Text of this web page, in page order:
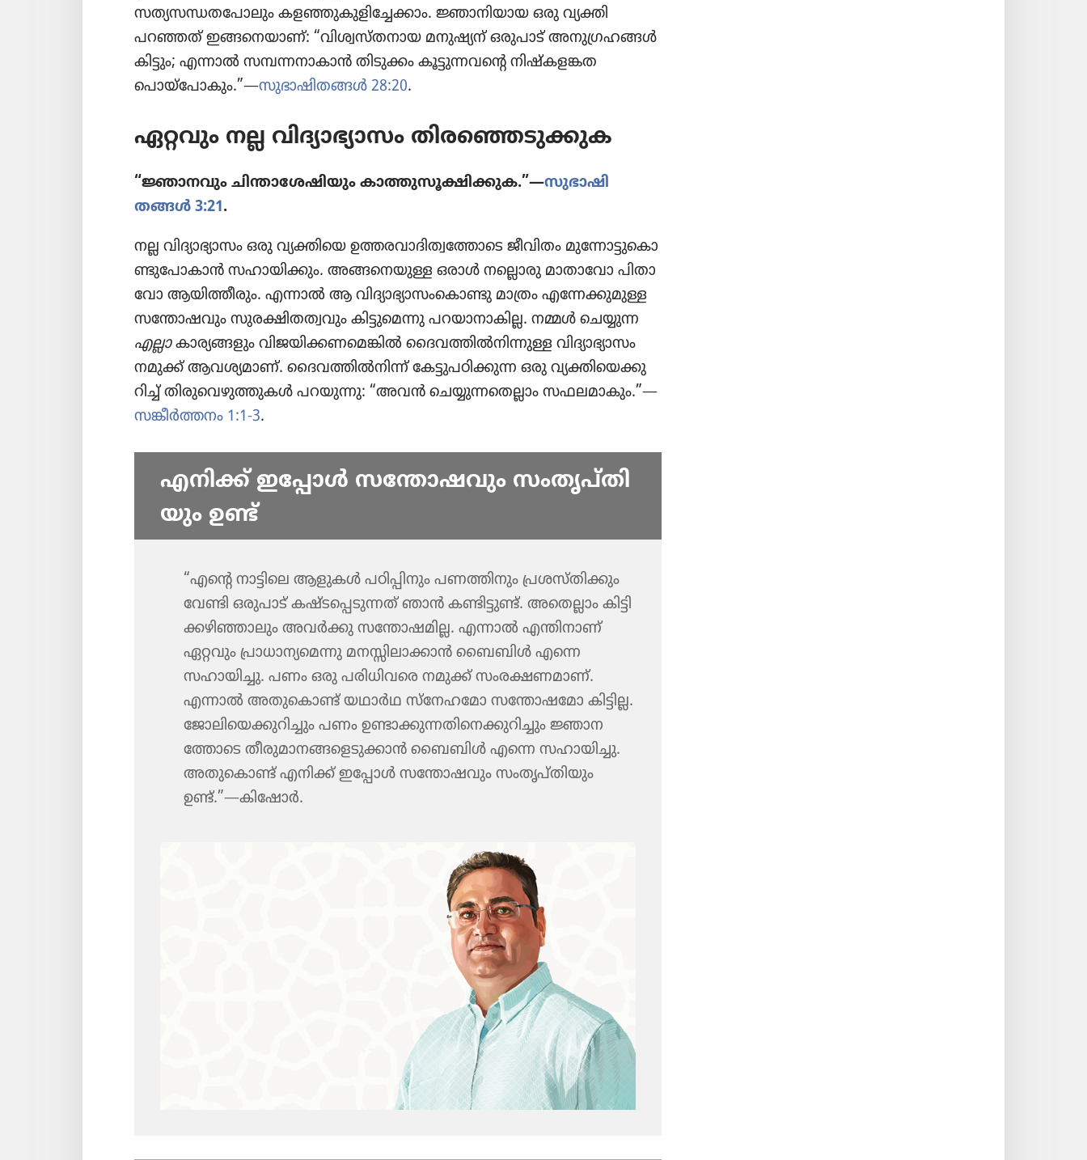
സത്യസ​ന്ധ​ത​പോ​ലും കളഞ്ഞു​കു​ളി​ച്ചേ​ക്കാം. ജ്ഞാനി​യായ ഒരു വ്യക്തി
പറഞ്ഞത്‌ ഇങ്ങനെ​യാണ്‌: “വിശ്വ​സ്‌ത​നായ മനുഷ്യന്‌ ഒരുപാട്‌ അനു​ഗ്ര​ഹങ്ങൾ
കിട്ടും; എന്നാൽ സമ്പന്നനാ​കാൻ തിടുക്കം കൂട്ടു​ന്ന​വന്റെ നിഷ്‌ക​ളങ്കത
പൊയ്‌പോ​കും.”—സുഭാ​ഷി​തങ്ങൾ 28:20.
ഏറ്റവും നല്ല വിദ്യാ​ഭ്യാ​സം തിര​ഞ്ഞെ​ടു​ക്കു​ക
“ജ്ഞാനവും ചിന്താ​ശേ​ഷി​യും കാത്തു​സൂ​ക്ഷി​ക്കുക.”—സുഭാ​ഷി​
തങ്ങൾ 3:21.
നല്ല വിദ്യാ​ഭ്യാ​സം ഒരു വ്യക്തിയെ ഉത്തരവാ​ദി​ത്വ​ത്തോ​ടെ ജീവിതം മുന്നോ​ട്ടു​കൊ​
ണ്ടു​പോ​കാൻ സഹായി​ക്കും. അങ്ങനെ​യുള്ള ഒരാൾ നല്ലൊരു മാതാ​വോ പിതാ​
വോ ആയിത്തീ​രും. എന്നാൽ ആ വിദ്യാ​ഭ്യാ​സം​കൊ​ണ്ടു മാത്രം എന്നേക്കു​മുള്ള
സന്തോ​ഷ​വും സുരക്ഷി​ത​ത്വ​വും കിട്ടു​മെന്നു പറയാ​നാ​കില്ല. നമ്മൾ ചെയ്യുന്ന
എല്ലാകാര്യ​ങ്ങ​ളും വിജയി​ക്ക​ണ​മെ​ങ്കിൽ ദൈവ​ത്തിൽനി​ന്നുള്ള വിദ്യാ​ഭ്യാ​സം
നമുക്ക്‌ ആവശ്യ​മാണ്‌. ദൈവ​ത്തിൽനിന്ന്‌ കേട്ടു​പ​ഠി​ക്കുന്ന ഒരു വ്യക്തി​യെ​ക്കു​
റിച്ച്‌ തിരു​വെ​ഴു​ത്തു​കൾ പറയുന്നു: “അവൻ ചെയ്യു​ന്ന​തെ​ല്ലാം സഫലമാ​കും.”—
സങ്കീർത്തനം 1:1-3.
എനിക്ക്‌ ഇപ്പോൾ സന്തോ​ഷ​വും സംതൃ​പ്‌തി​
യും ഉണ്ട്‌
“എന്റെ നാട്ടിലെ ആളുകൾ പഠിപ്പി​നും പണത്തി​നും പ്രശസ്‌തി​ക്കും
വേണ്ടി ഒരുപാട്‌ കഷ്ടപ്പെ​ടു​ന്നത്‌ ഞാൻ കണ്ടിട്ടുണ്ട്‌. അതെല്ലാം കിട്ടി​
ക്ക​ഴി​ഞ്ഞാ​ലും അവർക്കു സന്തോ​ഷ​മില്ല. എന്നാൽ എന്തിനാണ്‌
ഏറ്റവും പ്രാധാ​ന്യ​മെന്നു മനസ്സി​ലാ​ക്കാൻ ബൈബിൾ എന്നെ
സഹായി​ച്ചു. പണം ഒരു പരിധി​വരെ നമുക്ക്‌ സംരക്ഷ​ണ​മാണ്‌.
എന്നാൽ അതു​കൊണ്ട്‌ യഥാർഥ സ്‌നേ​ഹ​മോ സന്തോ​ഷ​മോ കിട്ടില്ല.
ജോലി​യെ​ക്കു​റി​ച്ചും പണം ഉണ്ടാക്കു​ന്ന​തി​നെ​ക്കു​റി​ച്ചും ജ്ഞാന​
ത്തോ​ടെ തീരു​മാ​ന​ങ്ങ​ളെ​ടു​ക്കാൻ ബൈബിൾ എന്നെ സഹായി​ച്ചു.
അതു​കൊണ്ട്‌ എനിക്ക്‌ ഇപ്പോൾ സന്തോ​ഷ​വും സംതൃ​പ്‌തി​യും
ഉണ്ട്‌.”—കിഷോർ.